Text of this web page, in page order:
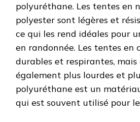
polyuréthane. Les tentes en
polyester sont légères et
ce qui les rend idéales pour
en randonnée. Les tentes en
durables et respirantes, mais
également plus lourdes et
polyuréthane est un
qui est souvent utilisé pour